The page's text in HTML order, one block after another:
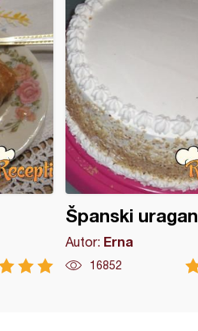
Španski uragan
Autor: Erna
16852